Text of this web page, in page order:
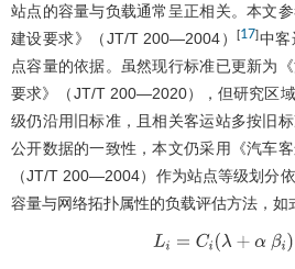
站点的容量与负载通常呈正相关。本文
建设要求》（JT/T 200—2004）[17]中客
点容量的依据。虽然现行标准已更新为
要求》（JT/T 200—2020），但研究区
级仍沿用旧标准，且相关客运站多按旧
公开数据的一致性，本文仍采用《汽车
（JT/T 200—2004）作为站点等级划分
容量与网络拓扑属性的负载评估方法，如
Li= Ci( λ+α βi )